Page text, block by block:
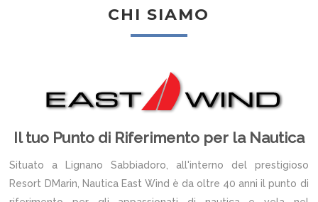
CHI SIAMO
Il tuo Punto di Riferimento per la Nautica
Situato a Lignano Sabbiadoro, all'interno del prestigioso
Resort DMarin, Nautica East Wind è da oltre 40 anni il punto di